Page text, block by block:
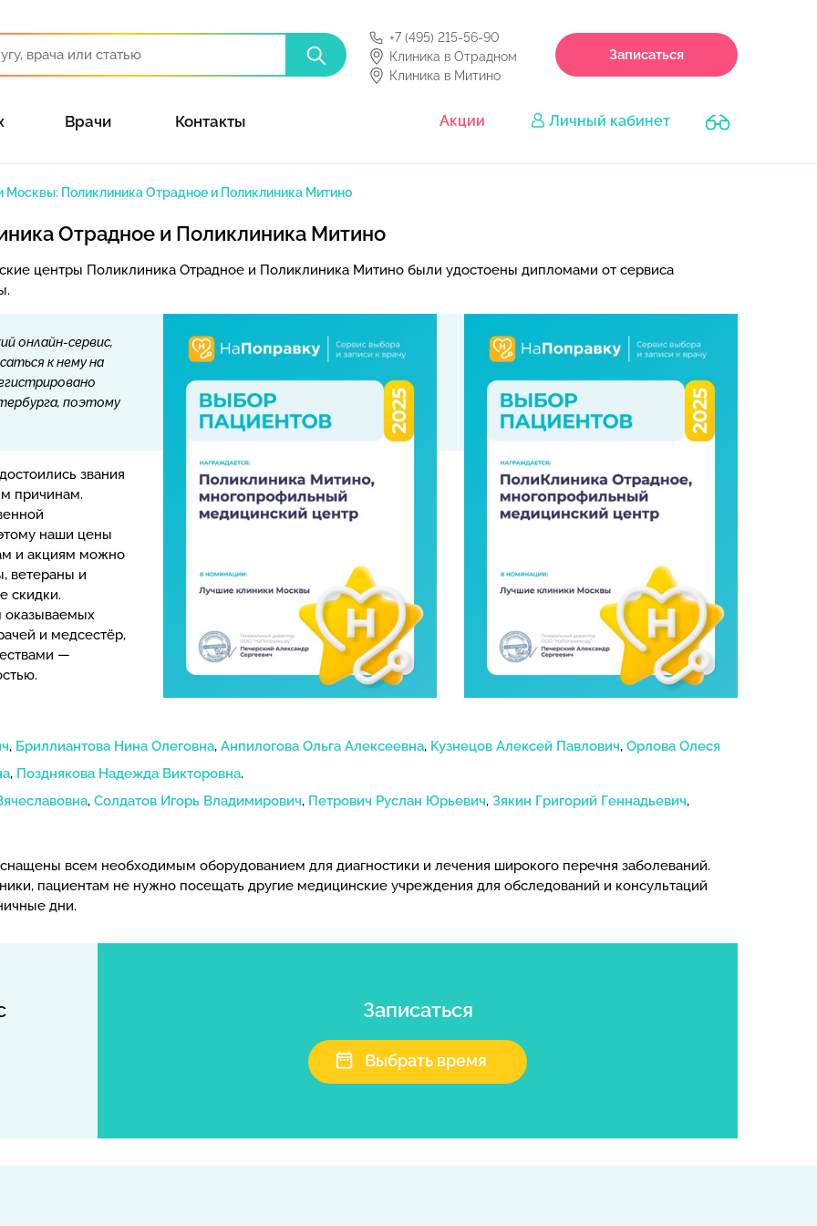
+7 (495) 215-56-90
Клиника в Отрадном
Клиника в Митино
Записаться
Врачи Контакты Акции Личный кабинет
Москвы: Поликлиника Отрадное и Поликлиника Митино
Отрадное и Поликлиника Митино
центры Поликлиника Отрадное и Поликлиника Митино были удостоены дипломами от сервиса
онлайн-сервис,
к нему на
поэтому
звания
причинам.
наши цены
и акциям можно
ветераны и
скидки.
оказываемых
и медсестёр,
—
, Бриллиантова Нина Олеговна, Анпилогова Ольга Алексеевна, Кузнецов Алексей Павлович, Орлова Олеся
, Позднякова Надежда Викторовна.
, Солдатов Игорь Владимирович, Петрович Руслан Юрьевич, Зякин Григорий Геннадьевич,
всем необходимым оборудованием для диагностики и лечения широкого перечня заболеваний.
пациентам не нужно посещать другие медицинские учреждения для обследований и консультаций
дни.
Записаться
Выбрать время